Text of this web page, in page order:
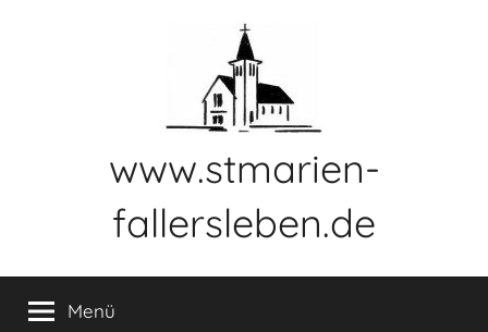
www.stmarien-
fallersleben.de
Menü